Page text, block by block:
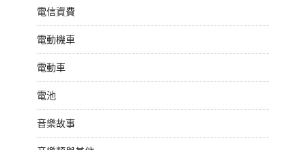
電信資費
電動機車
電動車
電池
音樂故事